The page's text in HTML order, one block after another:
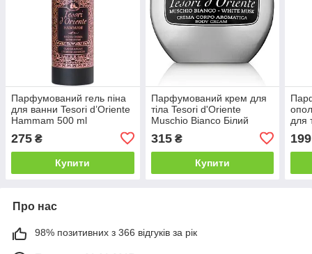
Парфумований гель піна
для ванни Tesori d’Oriente
Hammam 500 ml
275 ₴
Купити
Парфумований крем для
тіла Tesori d'Oriente
Muschio Bianco Білий
315₴
Купити
для
199
Про нас
98% позитивних з 366 відгуків за рік